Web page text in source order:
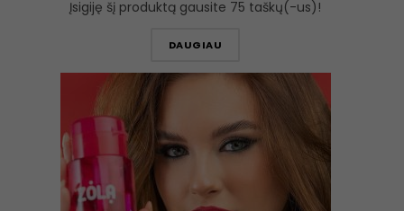
Įsigiję šį produktą gausite 75 taškų(-us)!
DAUGIAU